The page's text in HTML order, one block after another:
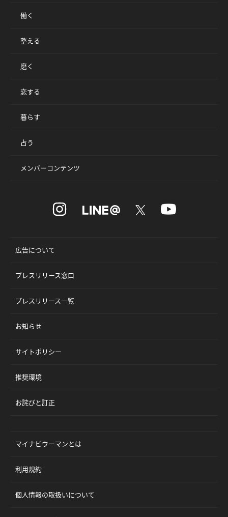
働く
整える
磨く
恋する
暮らす
占う
メンバーコンテンツ
広告について
プレスリリース窓口
プレスリリース一覧
お知らせ
サイトポリシー
推奨環境
お詫びと訂正
マイナビウーマンとは
利用規約
個人情報の取扱いについて